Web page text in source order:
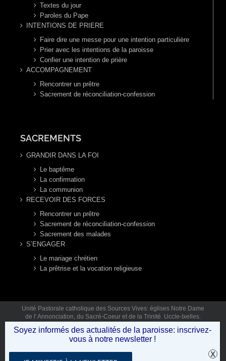
Textes du jour
Paroles du Pape
INTENTIONS DE PRIERE
Faire dire une messe pour une intention particulière
Prier avec les intentions de la paroisse
Confier une intention de prière
ACCOMPAGNEMENT
Rencontrer un prêtre
Sacrement de réconciliation-confession
SACREMENTS
GRANDIR DANS LA FOI
Le baptême
La confirmation
La communion
RECEVOIR DES FORCES
Rencontrer un prêtre
Sacrement de réconciliation-confession
Sacrement des malades
S’ENGAGER
Le mariage chrétien
La prêtrise et la vocation religieuse
Unité Pastorale catholique des Sources Vives: églises Notre Dame
de l' Annonciation, du Sacré-Coeur et de la Trinité. Uccle-Ixelles.
Mail: secretariat.sourcesvives@gmail.com Tél: 02 346 92 12 (lun,
mar, jeu, ven 9h30-12h30) © Copyright 2019 - Unité Pastorale des
Sources Vives .
Soyez informés des actualités de la paroisse: inscrivez-
vous à notre newsletter !